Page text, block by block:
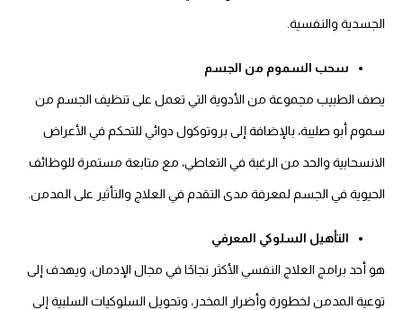
الجسدية والنفسية.
سحب السموم من الجسم
يصف الطبيب مجموعة من الأدوية التي تعمل على تنظيف الجسم من
سموم أبو صليبة، بالإضافة إلى بروتوكول دوائي للتحكم في الأعراض
الانسحابية والحد من الرغبة في التعاطي، مع متابعة مستمرة للوظائف
الحيوية في الجسم لمعرفة مدى التقدم في العلاج والتأثير على المدمن.
التأهيل السلوكي المعرفي
هو أحد برامج العلاج النفسي الأكثر نجاحًا في مجال الإدمان، ويهدف إلى
توعية المدمن لخطورة وأضرار المخدر، وتحويل السلوكيات السلبية إلى